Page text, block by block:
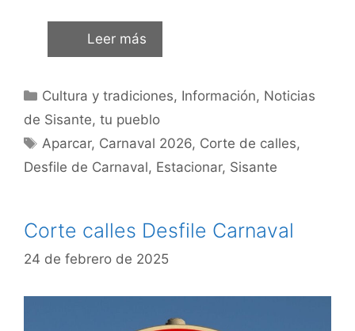
Leer más
Cultura y tradiciones, Información, Noticias
de Sisante, tu pueblo
Aparcar, Carnaval 2026, Corte de calles,
Desfile de Carnaval, Estacionar, Sisante
Corte calles Desfile Carnaval
24 de febrero de 2025